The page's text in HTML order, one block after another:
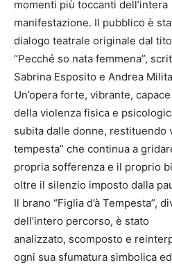
momenti più toccanti dell’intera
manifestazione. Il pubblico è
dialogo teatrale originale dal
“Pecché so nata femmena”,
Sabrina Esposito e Andrea
Un’opera forte, vibrante,
della violenza fisica e
subita dalle donne, restituendo
tempesta” che continua a
propria sofferenza e il proprio
oltre il silenzio imposto dalla
Il brano “Figlia d’à Tempesta”,
dell’intero percorso, è stato
analizzato, scomposto e
ogni sua sfumatura simbolica ed